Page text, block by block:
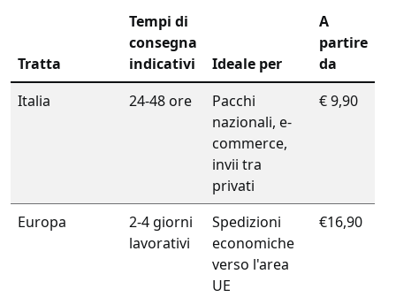
Tratta
Tempi di
consegna
indicativi
Ideale per
A
partire
da
Italia
24-48 ore
Pacchi
nazionali, e-
commerce,
invii tra
privati
€ 9,90
Europa
2-4 giorni
lavorativi
Spedizioni
economiche
verso l'area
UE
€16,90